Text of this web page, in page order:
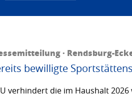
· Rendsburg-
bewilligte
verhindert die im Haushalt